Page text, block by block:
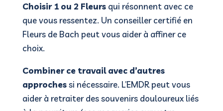
Choisir 1 ou 2 Fleursqui résonnent avec ce
que vous ressentez. Un conseiller certifié en
Fleurs de Bach peut vous aider à affiner ce
choix.
Combiner ce travail avec d’autres
approchessi nécessaire. L’EMDR peut vous
aider à retraiter des souvenirs douloureux liés